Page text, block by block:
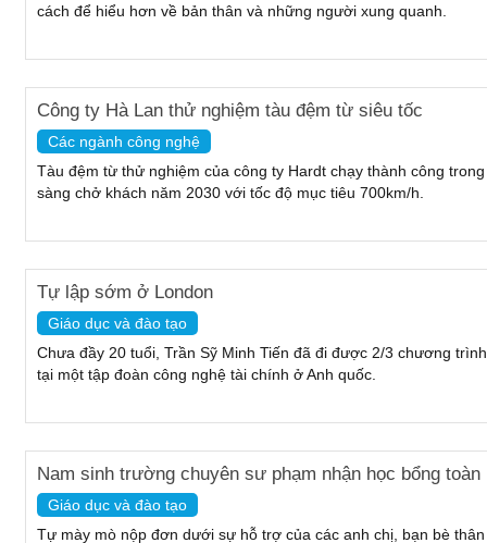
cách để hiểu hơn về bản thân và những người xung quanh.
Công ty Hà Lan thử nghiệm tàu đệm từ siêu tốc
Các ngành công nghệ
Tàu đệm từ thử nghiệm của công ty Hardt chạy thành công
sàng chở khách năm 2030 với tốc độ mục tiêu 700km/h.
Tự lập sớm ở London
Giáo dục và đào tạo
Chưa đầy 20 tuổi, Trần Sỹ Minh Tiến đã đi được 2/3 chương
tại một tập đoàn công nghệ tài chính ở Anh quốc.
Nam sinh trường chuyên sư phạm nhận học bổng
Giáo dục và đào tạo
Tự mày mò nộp đơn dưới sự hỗ trợ của các anh chị, bạn bè